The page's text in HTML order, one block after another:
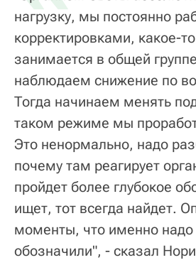
нагрузку, мы постоянно
корректировками, какое-
занимается в общей
наблюдаем снижение по
Тогда начинаем менять
таком режиме мы
Это ненормально, надо
почему там реагирует
пройдет более глубокое
ищет, тот всегда найдет.
моменты, что именно
обозначили", - сказал